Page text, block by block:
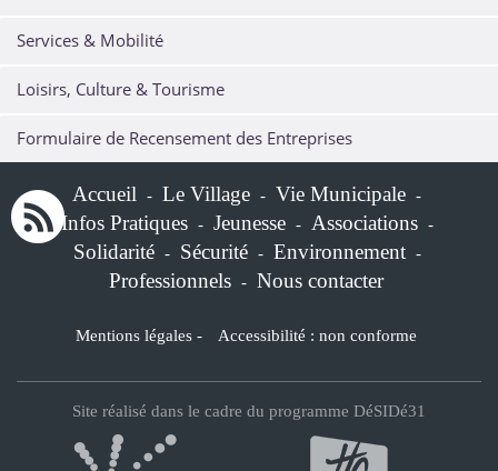
Services & Mobilité
Loisirs, Culture & Tourisme
Formulaire de Recensement des Entreprises
Accueil - Le Village - Vie Municipale -
Infos Pratiques - Jeunesse - Associations -
Solidarité - Sécurité - Environnement -
Professionnels - Nous contacter
Mentions légales - Accessibilité : non conforme
Site réalisé dans le cadre du programme DéSIDé31